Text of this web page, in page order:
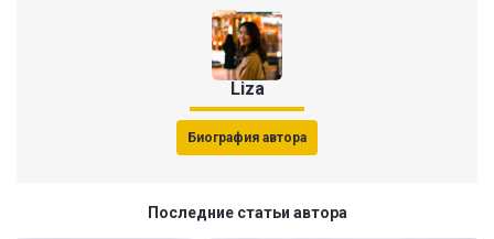
Liza
Биография автора
Последние статьи автора